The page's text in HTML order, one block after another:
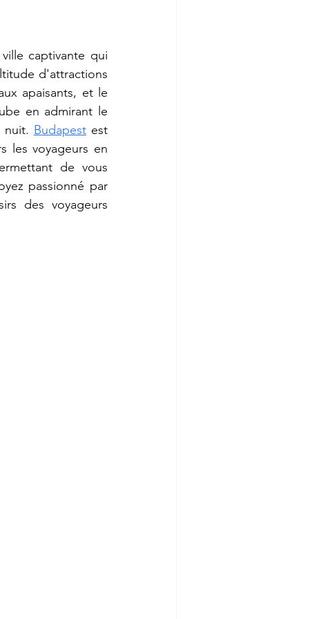
captivante qui
d'attractions
apaisants, et le
en admirant le
nuit. Budapest est
les voyageurs en
de vous
passionné par
des voyageurs